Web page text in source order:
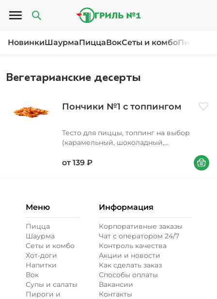
Открыть меню
НовинкиШаурмаПиццаВокСеты и комбоПироги
Вегетарианские десерты
Пончики №1 с топпингом
Тесто для пиццы, топпинг на выбор
(карамельный, шоколадный,
от 139 ₽ В
Меню
Пицца
Шаурма
Сеты и комбо
Хот-доги
Напитки
Вок
Супы и салаты
Пироги и
Информация
Корпоративные заказы
Чат с оператором 24/7
Контроль качества
Акции и новости
Как сделать заказ
Способы оплаты
Вакансии
Контакты